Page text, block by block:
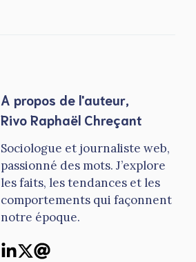
A propos de l'auteur,
Rivo Raphaël Chreçant
Sociologue et journaliste web,
passionné des mots. J’explore
les faits, les tendances et les
comportements qui façonnent
notre époque.